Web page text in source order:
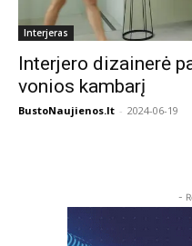
Interjeras
Interjero dizainerė
vonios kambarį
BustoNaujienos.lt - 2024-06-19
-